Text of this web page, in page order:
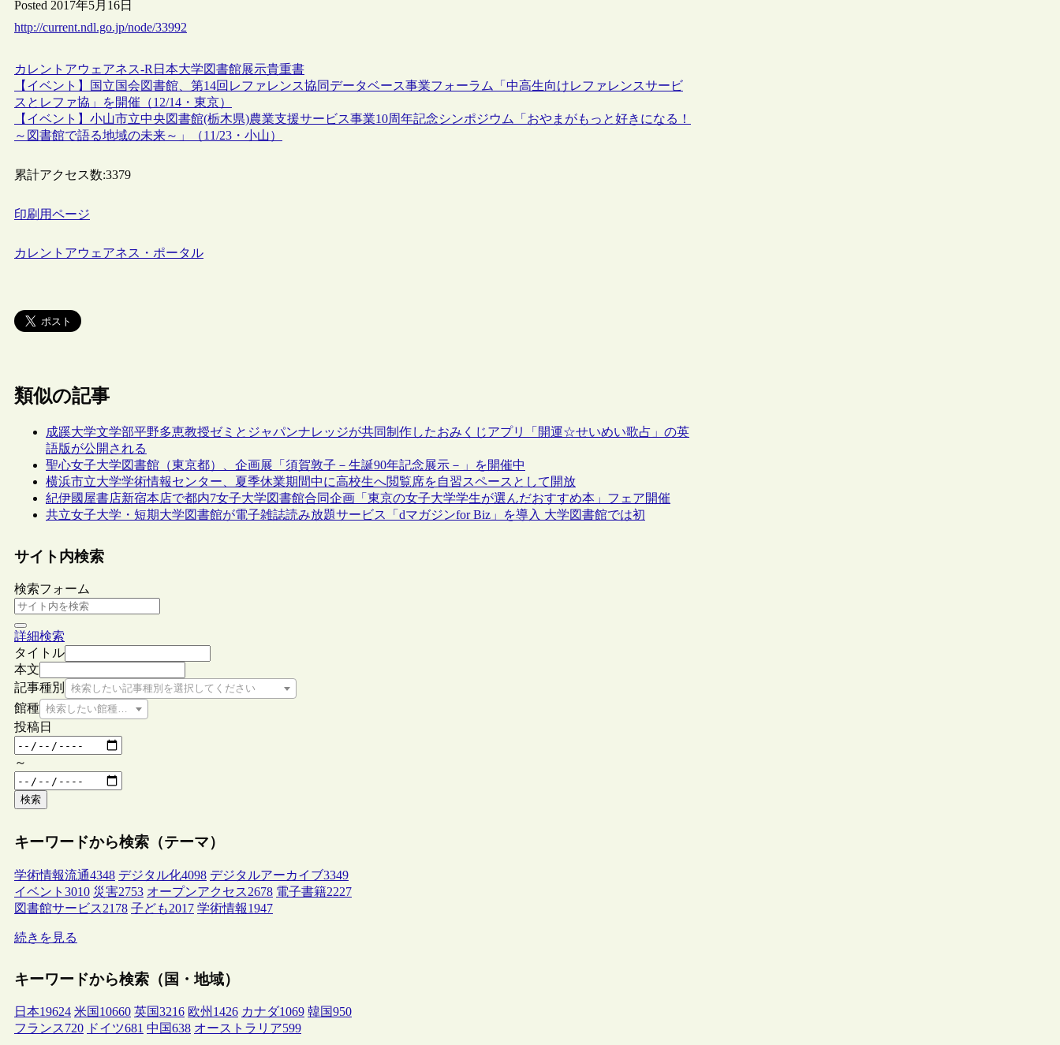
Posted 2017年5月16日
http://current.ndl.go.jp/node/33992
カレントアウェアネス-R 日本大学図書館展示貴重書
【イベント】国立国会図書館、第14回レファレンス協同データベース事業フォーラム「中高生向けレファレンスサービ
スとレファ協」を開催（12/14・東京）
【イベント】小山市立中央図書館(栃木県)農業支援サービス事業10周年記念シンポジウム「おやまがもっと好きになる！
～図書館で語る地域の未来～」（11/23・小山）
累計アクセス数:3379
印刷用ページ
カレントアウェアネス・ポータル
類似の記事
成蹊大学文学部平野多恵教授ゼミとジャパンナレッジが共同制作したおみくじアプリ「開運☆せいめい歌占」の英
語版が公開される
聖心女子大学図書館（東京都）、企画展「須賀敦子－生誕90年記念展示－」を開催中
横浜市立大学学術情報センター、夏季休業期間中に高校生へ閲覧席を自習スペースとして開放
紀伊國屋書店新宿本店で都内7女子大学図書館合同企画「東京の女子大学学生が選んだおすすめ本」フェア開催
共立女子大学・短期大学図書館が電子雑誌読み放題サービス「dマガジンfor Biz」を導入 大学図書館では初
サイト内検索
検索フォーム
詳細検索
タイトル
本文
記事種別
検索したい記事種別を選択してください
館種 検索したい館種を選択してください
投稿日
～
検索
キーワードから検索（テーマ）
学術情報流通4348 デジタル化4098 デジタルアーカイブ3349
イベント 3010 災害2753 オープンアクセス2678 電子書籍2227
図書館サービス2178 子ども2017 学術情報1947
続きを見る
キーワードから検索（国・地域）
日本19624 米国 10660 英国3216 欧州 1426 カナダ1069 韓国950
フランス720 ドイツ681 中国638 オーストラリア599